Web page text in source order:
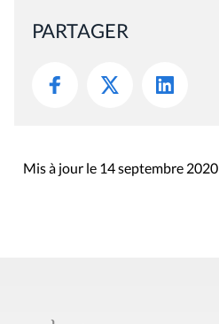
PARTAGER
Mis à jour le 14 septembre 2020